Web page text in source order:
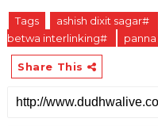
Tags ashish dixit sagar#
betwa interlinking#
Share This